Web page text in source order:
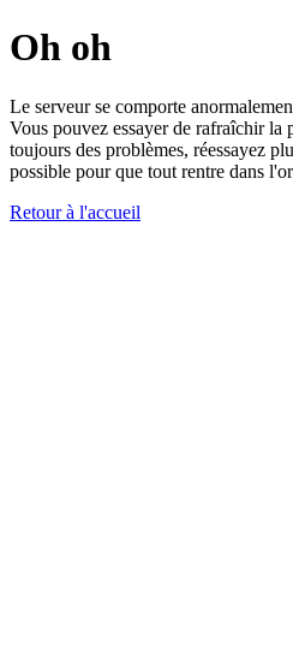
Oh oh
Le serveur se comporte
Vous pouvez essayer de rafraîchir la
toujours des problèmes, réessayez
possible pour que tout rentre dans
Retour à l'accueil